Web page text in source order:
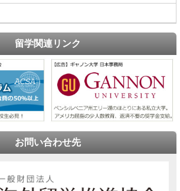
留学関連リンク
お問い合わせ先